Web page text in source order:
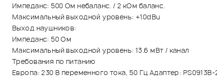
Импеданс: 500 Ом небаланс. / 2 кОм баланс.
Максимальный выходной уровень: +10dBu
Выход наушников:
Импеданс: 50 Ом
Максимальный выходной уровень: 13.6 мВт / канал
Требования по питанию
Европа: 230 В переменного тока, 50 Гц Адаптер: PS0913B-